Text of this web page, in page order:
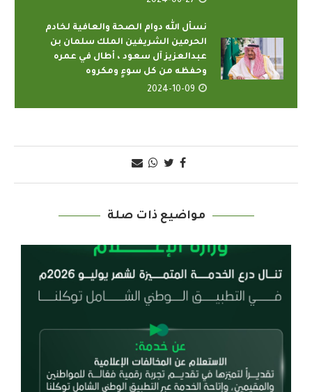
نسأل الله دوام الصحة والعافية لخادم
الحرمين الشريفين الملك سلمان بن
عبدالعزيز آل سعود ، أطال في عمره
وحفظه من كل سوءٍ ومكروه
2024-10-09
مواضيع ذات صلة